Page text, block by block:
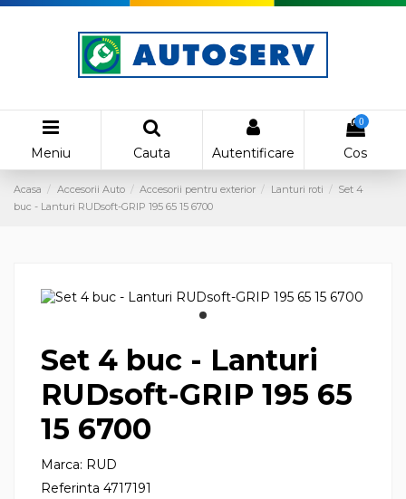
Meniu Cauta Autentificare
0
Cos
Acasa Accesorii Auto Accesorii pentru exterior Lanturi roti
Set 4
buc - Lanturi RUDsoft-GRIP 195 65 15 6700
Set 4 buc - Lanturi
RUDsoft-GRIP 195 65
15 6700
Marca: RUD
Referinta 4717191